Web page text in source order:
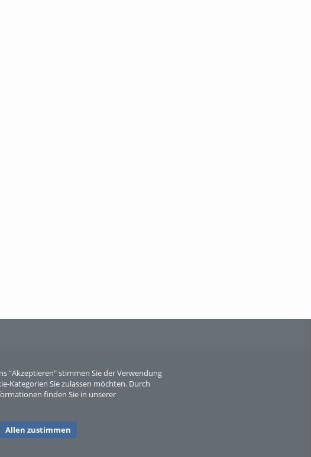
"Akzeptieren" stimmen Sie der Verwendung
Kategorien Sie zulassen möchten. Durch
finden Sie in unserer
Allen zustimmen
Sperber